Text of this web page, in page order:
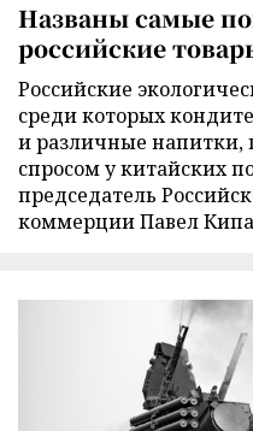
Названы самые
российские
Российские
среди которых
и различные напитки,
спросом у китайских
председатель
коммерции Павел